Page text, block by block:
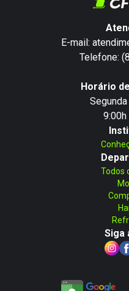
E-mail:
Telefone:
Horário
Todos
Siga